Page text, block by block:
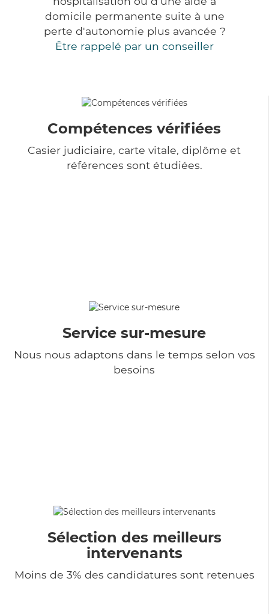
domicile permanente suite à une
perte d'autonomie plus avancée ?
Être rappelé par un conseiller
Compétences vérifiées
Casier judiciaire, carte vitale, diplôme et
références sont étudiées.
Service sur-mesure
Nous nous adaptons dans le temps selon vos
besoins
Sélection des meilleurs
intervenants
Moins de 3% des candidatures sont retenues